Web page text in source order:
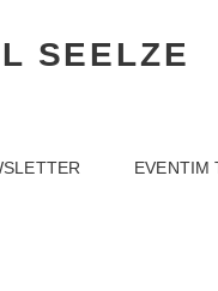
SEELZE
EVENTIM